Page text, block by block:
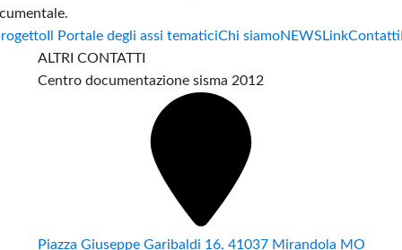
Il Portale degli assi tematiciChi siamoNEWS LinkContatti
ALTRI CONTATTI
Centro documentazione sisma 2012
Piazza Giuseppe Garibaldi 16, 41037 Mirandola MO